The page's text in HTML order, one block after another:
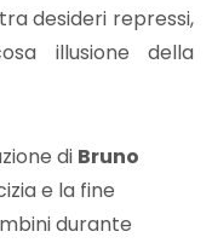
desideri repressi,
illusione della
di Bruno
e la fine
durante